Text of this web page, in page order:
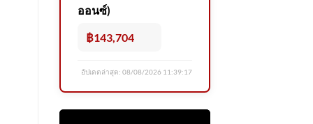
ออนซ์)
฿143,704
อัปเดตล่าสุด: 08/08/2026 11:39:17